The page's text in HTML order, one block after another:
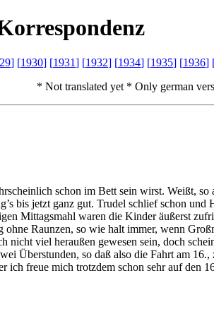
orrespondenz
] [1930] [1931] [1932] [1934] [1935] [1936]
* Not translated yet * Only german
schon im Bett sein wirst. Weißt,
bis jetzt ganz gut. Trudel schlief schon
Mittagsmahl waren die Kinder äußerst
Raunzen, so wie halt immer, wenn
viel heraußen gewesen sein, doch
Überstunden, so daß also die Fahrt am
freue mich trotzdem schon sehr auf den